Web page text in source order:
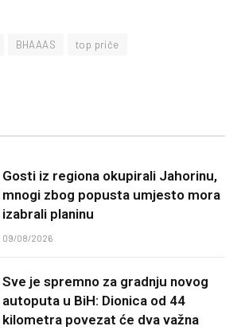
BHAAAS top priče
Gosti iz regiona okupirali Jahorinu,
mnogi zbog popusta umjesto mora
izabrali planinu
09/08/2026
Sve je spremno za gradnju novog
autoputa u BiH: Dionica od 44
kilometra povezat će dva važna